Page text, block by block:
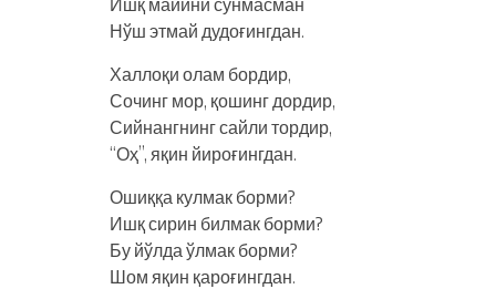
Нўш этмай дудоғингдан.
Халлоқи олам бордир,
Сочинг мор, қошинг дордир,
Сийнангнинг сайли тордир,
“Оҳ”, яқин йироғингдан.
Ошиққа кулмак борми?
Ишқ сирин билмак борми?
Бу йўлда ўлмак борми?
Шом яқин қароғингдан.